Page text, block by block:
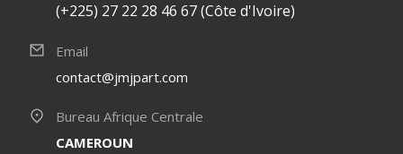
(+225) 27 22 28 46 67 (Côte d'Ivoire)
Email
contact@jmjpart.com
Bureau Afrique Centrale
CAMEROUN